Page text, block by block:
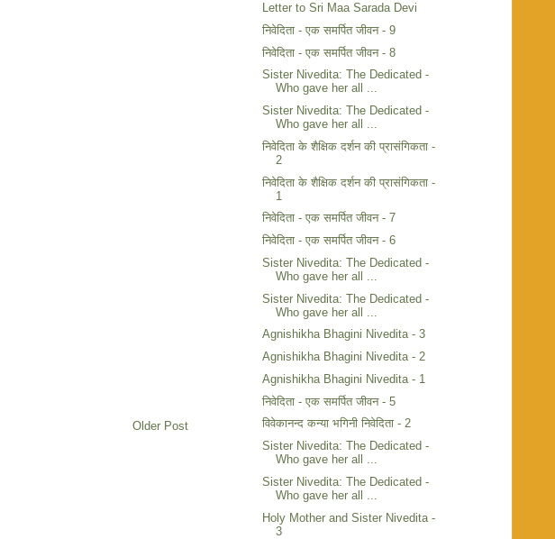
Older Post
Letter to Sri Maa Sarada Devi
निवेदिता - एक समर्पित जीवन - 9
निवेदिता - एक समर्पित जीवन - 8
Sister Nivedita: The Dedicated -
Who gave her all ...
Sister Nivedita: The Dedicated -
Who gave her all ...
निवेदिता के शैक्षिक दर्शन की प्रासंगिकता -
2
निवेदिता के शैक्षिक दर्शन की प्रासंगिकता -
1
निवेदिता - एक समर्पित जीवन - 7
निवेदिता - एक समर्पित जीवन - 6
Sister Nivedita: The Dedicated -
Who gave her all ...
Sister Nivedita: The Dedicated -
Who gave her all ...
Agnishikha Bhagini Nivedita - 3
Agnishikha Bhagini Nivedita - 2
Agnishikha Bhagini Nivedita - 1
निवेदिता - एक समर्पित जीवन - 5
विवेकानन्द कन्या भगिनी निवेदिता - 2
Sister Nivedita: The Dedicated -
Who gave her all ...
Sister Nivedita: The Dedicated -
Who gave her all ...
Holy Mother and Sister Nivedita -
3